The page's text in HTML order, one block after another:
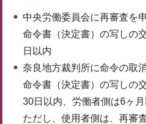
中央労働委員会に再審査を
命令書（決定書）の写しの
日以内
奈良地方裁判所に命令の取
命令書（決定書）の写しの
30日以内、労働者側は6ヶ
ただし、使用者側は、再審